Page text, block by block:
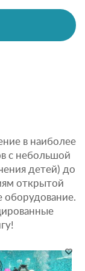
в наиболее
с небольшой
детей) до
открытой
оборудование.